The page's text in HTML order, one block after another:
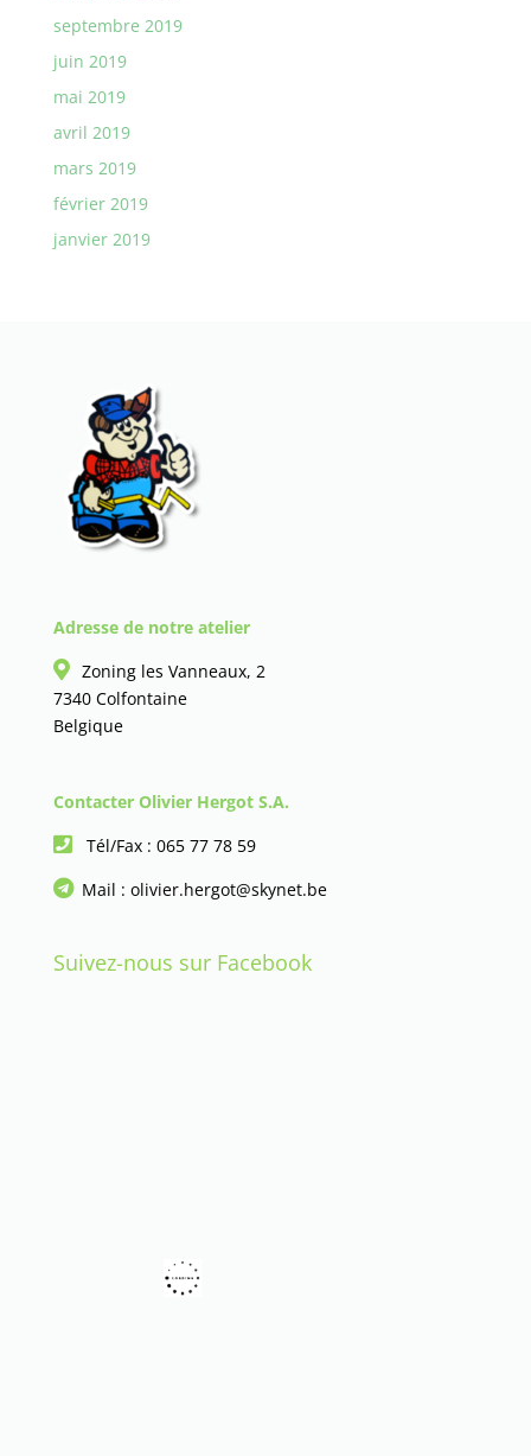
septembre 2019
juin 2019
mai 2019
avril 2019
mars 2019
février 2019
janvier 2019
Adresse de notre atelier
Zoning les Vanneaux, 2
7340 Colfontaine
Belgique
Contacter Olivier Hergot S.A.
Tél/Fax : 065 77 78 59
Mail : olivier.hergot@skynet.be
Suivez-nous sur Facebook